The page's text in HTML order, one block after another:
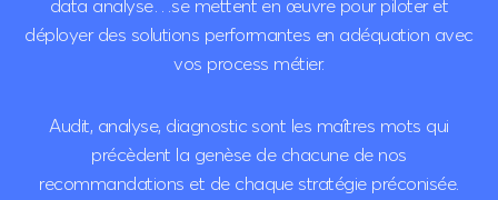
déployer des solutions performantes en adéquation avec
vos process métier.
Audit, analyse, diagnostic sont les maîtres mots qui
précèdent la genèse de chacune de nos
recommandations et de chaque stratégie préconisée.